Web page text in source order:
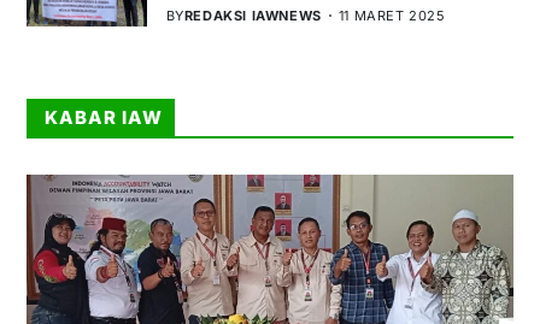
BYREDAKSI IAWNEWS 11 MARET 2025
KABAR IAW